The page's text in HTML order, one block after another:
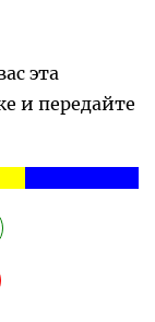
эта
и передайте